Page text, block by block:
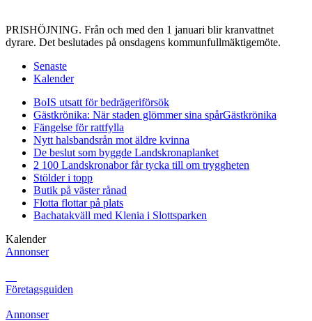
PRISHÖJNING. Från och med den 1 januari blir kranvattnet
dyrare. Det beslutades på onsdagens kommunfullmäktigemöte.
Senaste
Kalender
BoIS utsatt för bedrägeriförsök
Gästkrönika: När staden glömmer sina spårGästkrönika
Fängelse för rattfylla
Nytt halsbandsrån mot äldre kvinna
De beslut som byggde Landskronaplanket
2 100 Landskronabor får tycka till om tryggheten
Stölder i topp
Butik på väster rånad
Flotta flottar på plats
Bachatakväll med Klenia i Slottsparken
Kalender
Annonser
Företagsguiden
Annonser